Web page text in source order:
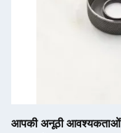
आपकी अनूठी आवश्यकताओं